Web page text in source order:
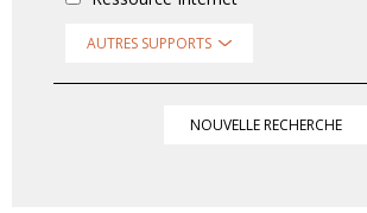
AUTRES SUPPORTS
NOUVELLE RECHERCHE